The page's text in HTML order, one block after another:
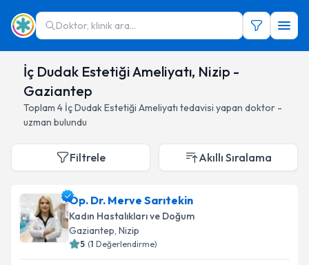
Doktor, klinik ara...
İç Dudak Estetiği Ameliyatı, Nizip -
Gaziantep
Toplam 4 İç Dudak Estetiği Ameliyatı tedavisi yapan doktor -
uzman bulundu
Filtrele Akıllı Sıralama
Op. Dr. Merve Sarıtekin
Kadın Hastalıkları ve Doğum
Gaziantep, Nizip
5 (1 Değerlendirme)